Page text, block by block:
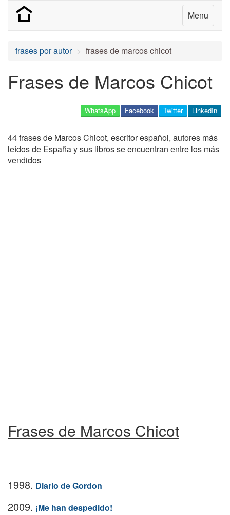
Menu
frases por autor frases de marcos chicot
Frases de Marcos Chicot
LinkedIn
Twitter
Facebook
WhatsApp
44 frases de Marcos Chicot, escritor español, autores más
leídos de España y sus libros se encuentran entre los más
vendidos
Frases de Marcos Chicot
1998. Diario de Gordon
2009. ¡Me han despedido!